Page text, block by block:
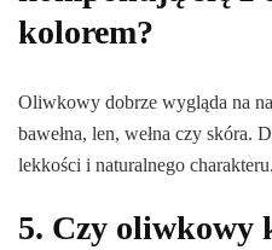
kolorem?
Oliwkowy dobrze wygląda na
bawełna, len, wełna czy skóra.
lekkości i naturalnego charakteru.
5. Czy oliwkowy